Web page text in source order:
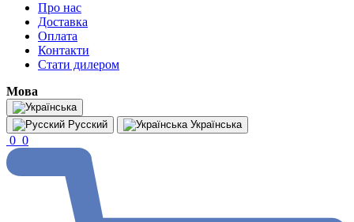
Про нас
Доставка
Оплата
Контакти
Стати дилером
Мова
Русский Українська
0 0